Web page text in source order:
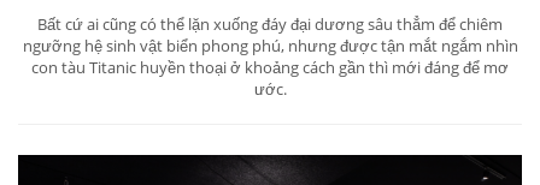
Bất cứ ai cũng có thể lặn xuống đáy đại dương sâu thẳm để chiêm
ngưỡng hệ sinh vật biển phong phú, nhưng được tận mắt ngắm nhìn
con tàu Titanic huyền thoại ở khoảng cách gần thì mới đáng để mơ
ước.